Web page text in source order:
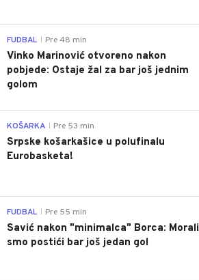
FUDBAL Pre 48 min
Vinko Marinović otvoreno nakon
pobjede: Ostaje žal za bar još jednim
golom
KOŠARKA Pre 53 min
Srpske košarkašice u polufinalu
Eurobasketa!
FUDBAL Pre 55 min
Savić nakon "minimalca" Borca: Morali
smo postići bar još jedan gol